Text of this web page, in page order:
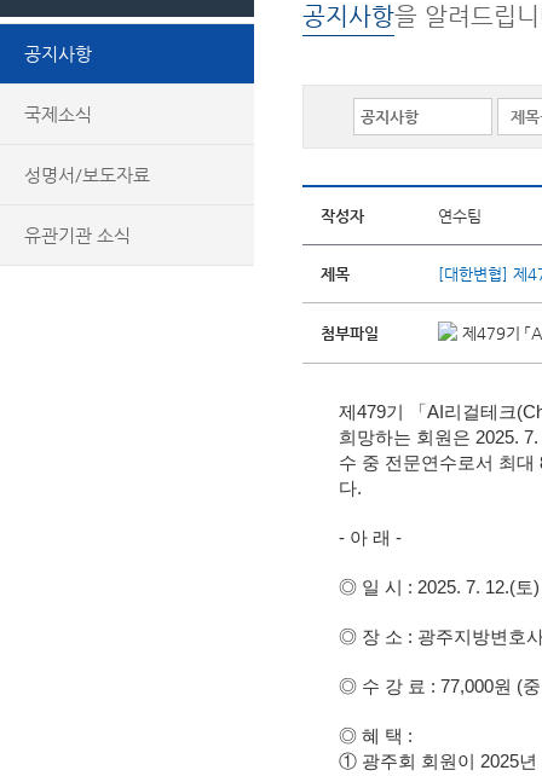
공지사항
국제소식
성명서/보도자료
유관기관 소식
공지사항을 알려드립
작성자 연수팀
제목 [대한변협] 제
첨부파일 제479기 「
제479기 「AI리걸테크
희망하는 회원은 2025.
수 중 전문연수로서 최
다.
- 아 래 -
◎ 일 시 : 2025. 7. 12.(토)
◎ 장 소 : 광주지방변호
◎ 수 강 료 : 77,000원 (
◎ 혜 택 :
① 광주회 회원이 2025년